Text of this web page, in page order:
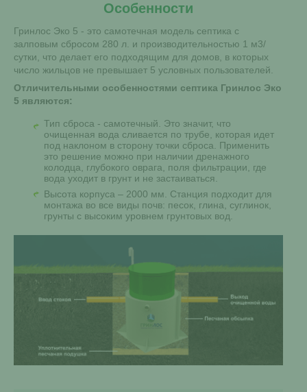
Особенности
Гринлос Эко 5 - это самотечная модель септика с
залповым сбросом 280 л. и производительностью 1 м3/
сутки, что делает его подходящим для домов, в которых
число жильцов не превышает 5 условных пользователей.
Отличительными особенностями септика Гринлос Эко
5 являются:
Тип сброса - самотечный. Это значит, что
очищенная вода сливается по трубе, которая идет
под наклоном в сторону точки сброса. Применить
это решение можно при наличии дренажного
колодца, глубокого оврага, поля фильтрации, где
вода уходит в грунт и не застаиваться.
Высота корпуса – 2000 мм. Станция подходит для
монтажа во все виды почв: песок, глина, суглинок,
грунты с высоким уровнем грунтовых вод.